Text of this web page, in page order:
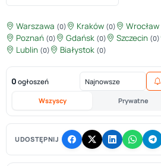
Warszawa (0) Kraków (0) Wrocław
Poznań (0) Gdańsk (0) Szczecin (0)
Lublin (0) Białystok (0)
0 ogłoszeń
Wszyscy Prywatne
UDOSTĘPNIJ